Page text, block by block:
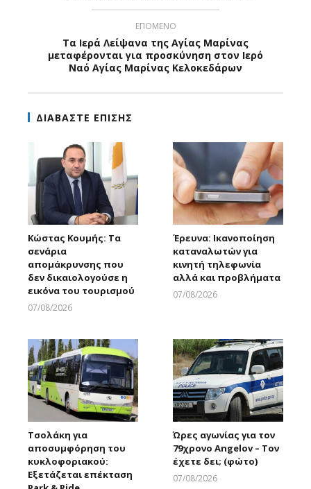
ΕΠΟΜΕΝΟ
Τα Ιερά Λείψανα της Αγίας Μαρίνας
μεταφέρονται για προσκύνηση στον Ιερό
Ναό Αγίας Μαρίνας Κελοκεδάρων
ΔΙΑΒΑΣΤΕ ΕΠΙΣΗΣ
Κώστας Κουμής: Τα
σενάρια
απομάκρυνσης που
δεν δικαιολογούσε η
εικόνα του τουρισμού
07/08/2026
Έρευνα: Ικανοποίηση
καταναλωτών για
κινητή τηλεφωνία
αλλά και προβλήματα
07/08/2026
Τσολάκη για
αποσυμφόρηση του
κυκλοφοριακού:
Εξετάζεται επέκταση
Ώρες αγωνίας για τον
79χρονο Angelov – Τον
έχετε δει; (φώτο)
07/08/2026